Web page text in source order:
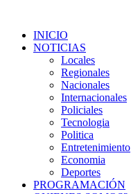
INICIO
NOTICIAS
Locales
Regionales
Nacionales
Internacionales
Policiales
Tecnologia
Politica
Entretenimiento
Economia
Deportes
PROGRAMACIÓN